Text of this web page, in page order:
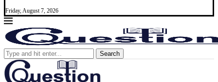
Friday, August 7, 2026
Search